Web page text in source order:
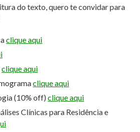
do texto, quero te convidar para
clique aqui
clique aqui
clique aqui
(10% off)clique aqui
Clínicas para Residência e